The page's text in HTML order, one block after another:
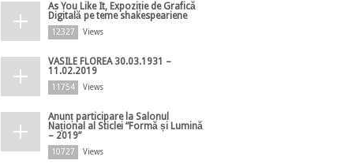
As You Like It, Expoziție de Grafică
Digitală pe teme shakespeariene
12327 Views
VASILE FLOREA 30.03.1931 –
11.02.2019
11754 Views
Anunț participare la Salonul
Național al Sticlei ”Formă și Lumină
– 2019”
10727 Views